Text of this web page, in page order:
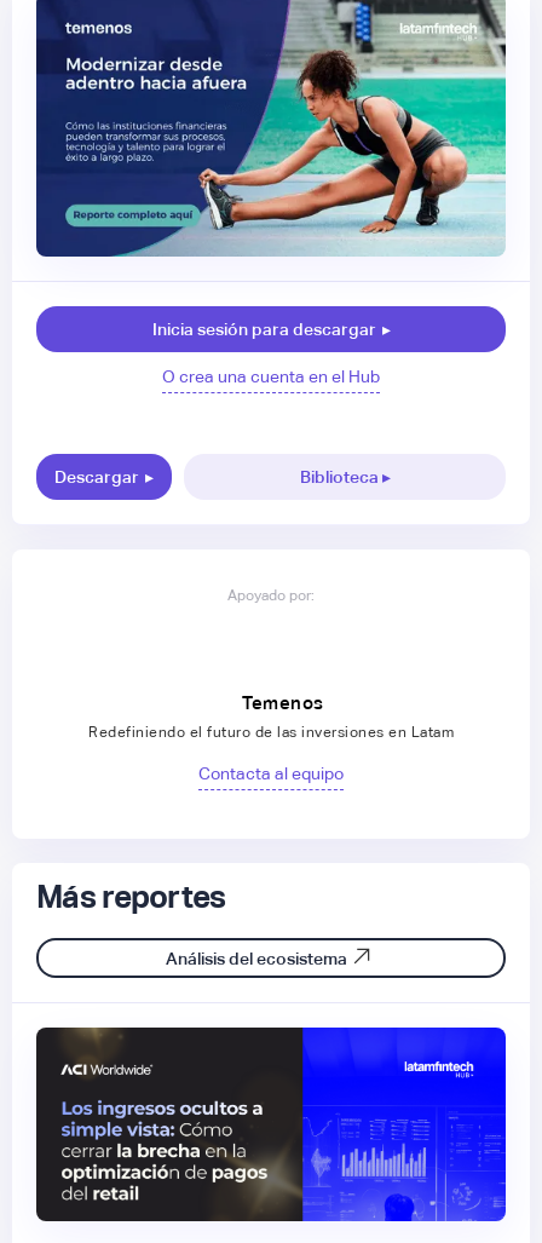
Inicia sesión para descargar ▸
O crea una cuenta en el Hub
Descargar ▸ Biblioteca ▸
Apoyado por:
Temenos
Redefiniendo el futuro de las inversiones en Latam
Contacta al equipo
Más reportes
Análisis del ecosistema